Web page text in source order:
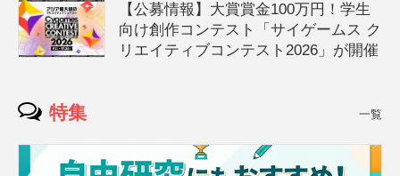
【公募情報】大賞賞金100万円！学生
向け創作コンテスト「サイゲームス ク
リエイティブコンテスト2026」が開催
特集 一覧